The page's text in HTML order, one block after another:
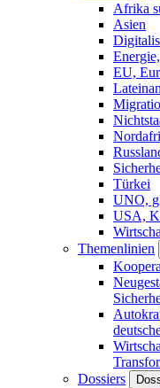
Afrika
Asien
EU,
Türkei
UNO,
USA,
Themenlinien
Dossiers